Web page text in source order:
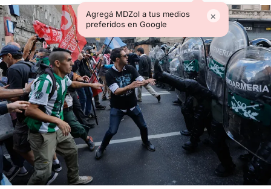
Agregá MDZol a tus medios
preferidos en Google
×